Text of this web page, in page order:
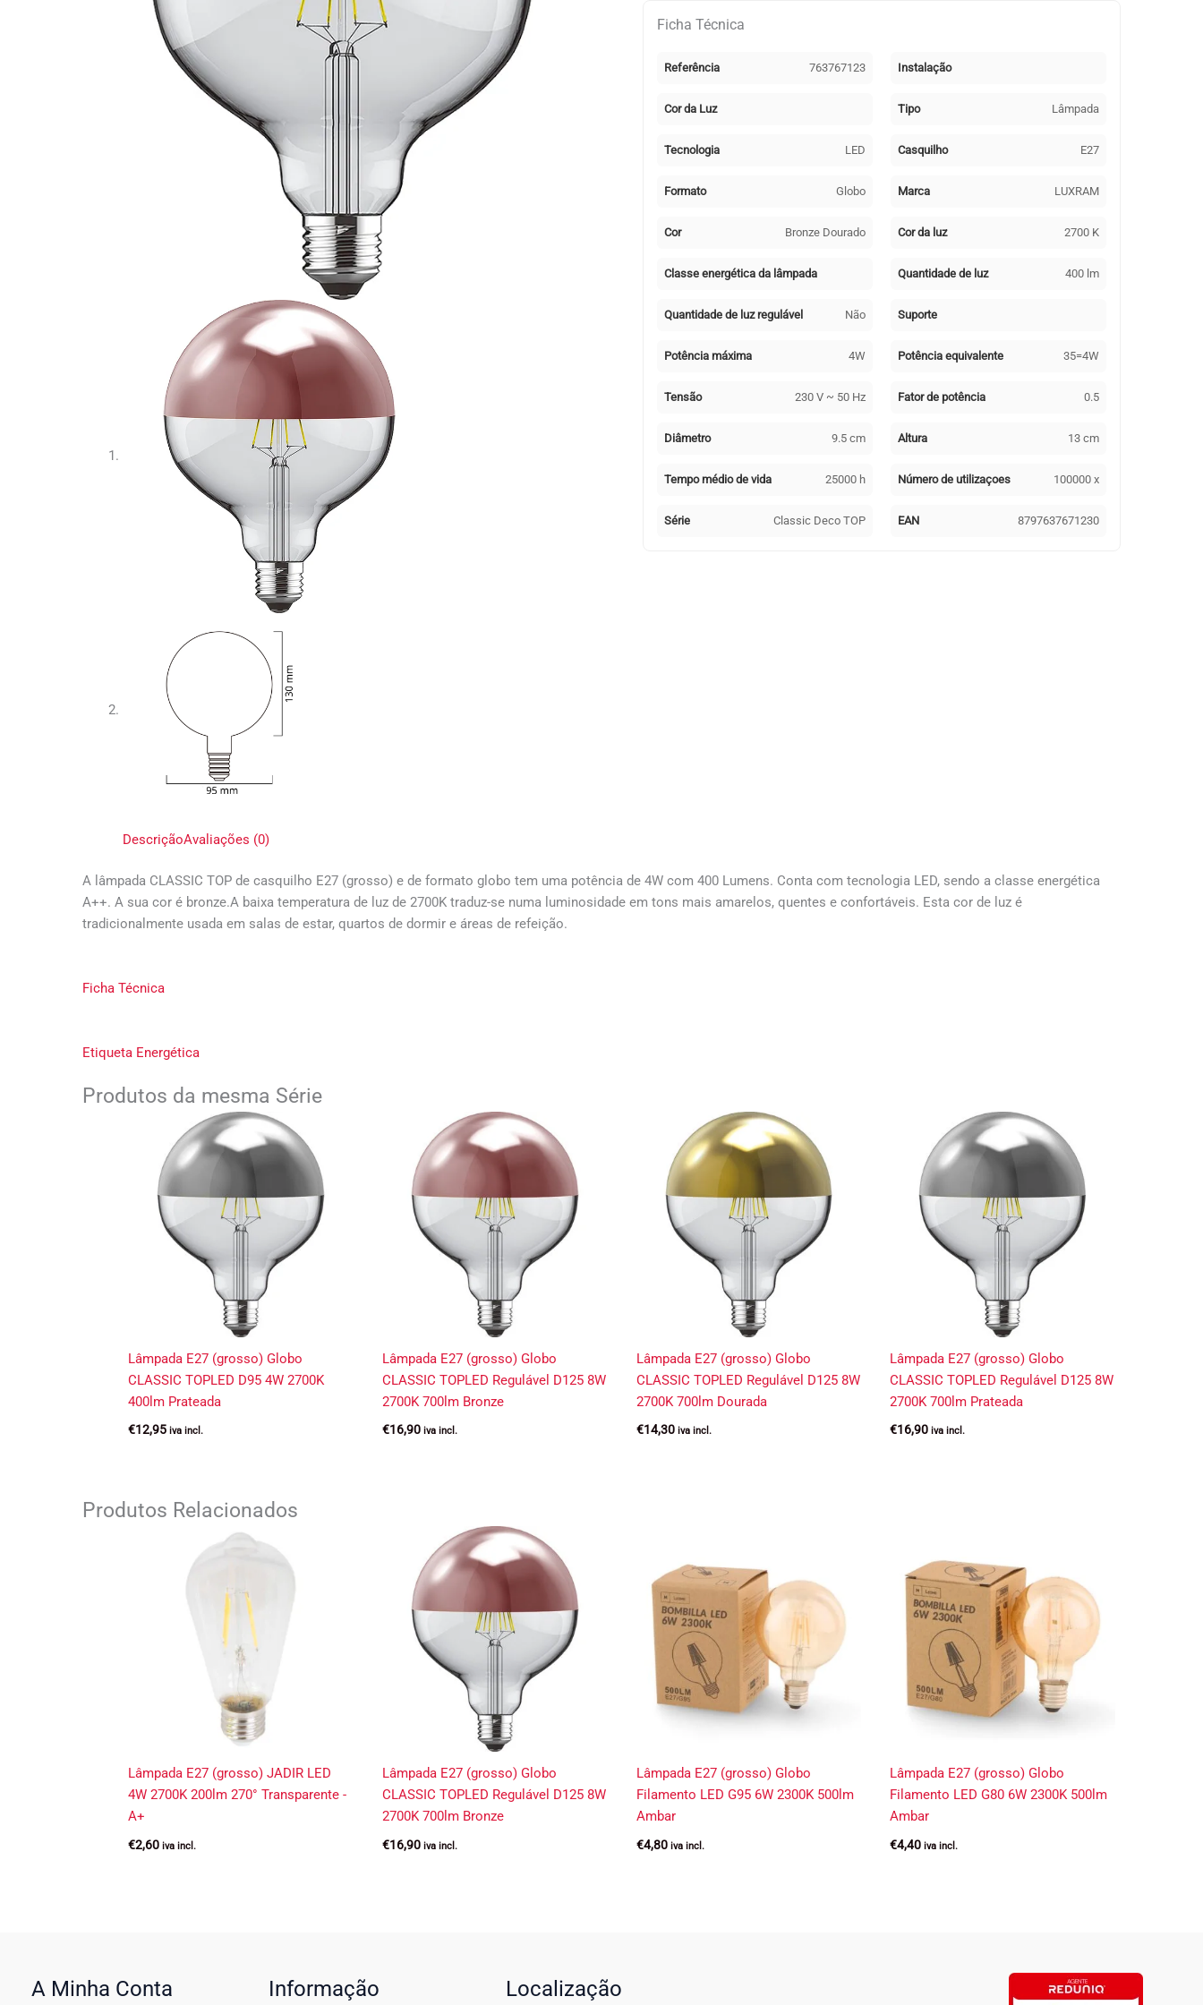
Globo
TOPLED
4W
400lm
Ficha Técnica
Referência 763767123 Instalação
Cor da Luz Tipo Lâmpada
Tecnologia LED Casquilho E27
Formato Globo Marca LUXRAM
Cor Bronze Dourado Cor da luz 2700 K
Classe energética da lâmpada Quantidade de luz 400 lm
Quantidade de luz regulável Não Suporte
Potência máxima 4W Potência equivalente 35=4W
Tensão 230 V ~ 50 Hz Fator de potência 0.5
Diâmetro 9.5 cm Altura 13 cm
Tempo médio de vida 25000 h Número de utilizaçoes 100000 x
Série Classic Deco TOP EAN 8797637671230
DescriçãoAvaliações (0)
A lâmpada CLASSIC TOP de casquilho E27 (grosso) e de formato globo tem uma potência de 4W com 400 Lumens. Conta com tecnologia LED, sendo a classe energética
A++. A sua cor é bronze.A baixa temperatura de luz de 2700K traduz-se numa luminosidade em tons mais amarelos, quentes e confortáveis. Esta cor de luz é
tradicionalmente usada em salas de estar, quartos de dormir e áreas de refeição.
Ficha Técnica
Etiqueta Energética
Produtos da mesma Série
Lâmpada E27 (grosso) Globo
CLASSIC TOPLED D95 4W 2700K
400lm Prateada
€12,95 iva incl.
Lâmpada E27 (grosso) Globo
CLASSIC TOPLED Regulável D125 8W
2700K 700lm Bronze
€16,90 iva incl.
Lâmpada E27 (grosso) Globo
CLASSIC TOPLED Regulável D125 8W
2700K 700lm Dourada
€14,30 iva incl.
Lâmpada E27 (grosso) Globo
CLASSIC TOPLED Regulável D125 8W
2700K 700lm Prateada
€16,90 iva incl.
Produtos Relacionados
Lâmpada E27 (grosso) JADIR LED
4W 2700K 200lm 270° Transparente -
A+
€2,60 iva incl.
Lâmpada E27 (grosso) Globo
CLASSIC TOPLED Regulável D125 8W
2700K 700lm Bronze
€16,90 iva incl.
Lâmpada E27 (grosso) Globo
Filamento LED G95 6W 2300K 500lm
Ambar
€4,80 iva incl.
Lâmpada E27 (grosso) Globo
Filamento LED G80 6W 2300K 500lm
Ambar
€4,40 iva incl.
A Minha Conta Informação Localização